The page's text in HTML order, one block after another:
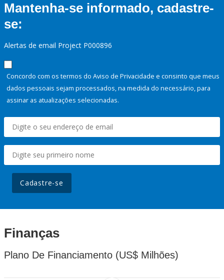
Mantenha-se informado, cadastre-
se:
Alertas de email Project P000896
Concordo com os termos do Aviso de Privacidade e consinto que meus
dados pessoais sejam processados, na medida do necessário, para
assinar as atualizações selecionadas.
Cadastre-se
Finanças
Plano De Financiamento (US$ Milhões)